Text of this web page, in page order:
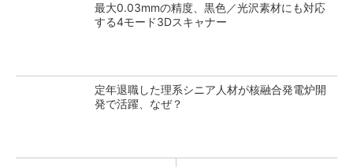
最大0.03mmの精度、黒色／光沢素材にも対応
する4モード3Dスキャナー
定年退職した理系シニア人材が核融合発電炉開
発で活躍、なぜ？